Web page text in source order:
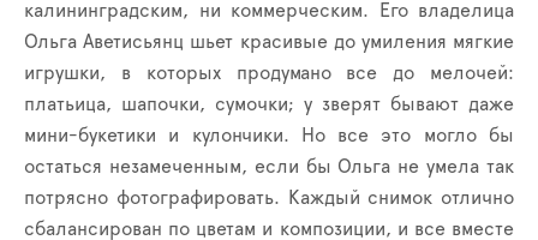
калининградским, ни коммерческим. Его владелица
Ольга Аветисьянц шьет красивые до умиления мягкие
игрушки, в которых продумано все до мелочей:
платьица, шапочки, сумочки; у зверят бывают даже
мини-букетики и кулончики. Но все это могло бы
остаться незамеченным, если бы Ольга не умела так
потрясно фотографировать. Каждый снимок отлично
сбалансирован по цветам и композиции, и все вместе